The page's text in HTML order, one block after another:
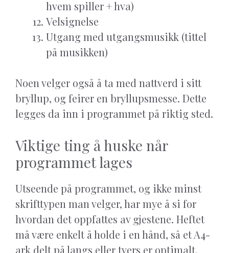
hvem spiller + hva)
Velsignelse
Utgang med utgangsmusikk (tittel
på musikken)
Noen velger også å ta med nattverd i sitt
bryllup, og feirer en bryllupsmesse. Dette
legges da inn i programmet på riktig sted.
Viktige ting å huske når
programmet lages
Utseende på programmet, og ikke minst
skrifttypen man velger, har mye å si for
hvordan det oppfattes av gjestene. Heftet
må være enkelt å holde i en hånd, så et A4-
ark delt på langs eller tvers er optimalt.